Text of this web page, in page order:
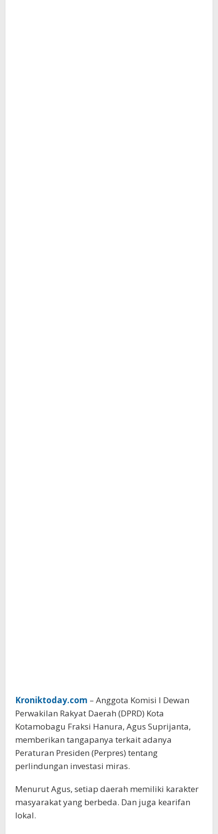
Kroniktoday.com – Anggota Komisi I Dewan
Perwakilan Rakyat Daerah (DPRD) Kota
Kotamobagu Fraksi Hanura, Agus Suprijanta,
memberikan tangapanya terkait adanya
Peraturan Presiden (Perpres) tentang
perlindungan investasi miras.
Menurut Agus, setiap daerah memiliki karakter
masyarakat yang berbeda. Dan juga kearifan
lokal.